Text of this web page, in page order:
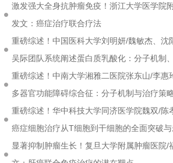
激发强大全身抗肿瘤免疫！浙江大学医学院
发文：癌症治疗联合疗法
重磅综述！中国医科大学刘明妍/魏敏杰、沈
吴际团队系统阐述蛋白质乳酸化：分子机制
重磅综述！中南大学湘雅二医院张东山/李惠
多器官功能障碍综合征：分子机制与治疗策
重磅综述！华中科技大学同济医学院魏双/陈
癌症细胞治疗从T细胞到干细胞的全面突破
显著抑制肿瘤生长！复旦大学附属肿瘤医院/